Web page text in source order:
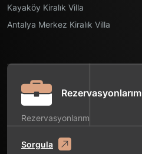
Kayaköy Kiralık Villa
Antalya Merkez Kiralık Villa
Rezervasyonlarım
Rezervasyonlarım
Sorgula